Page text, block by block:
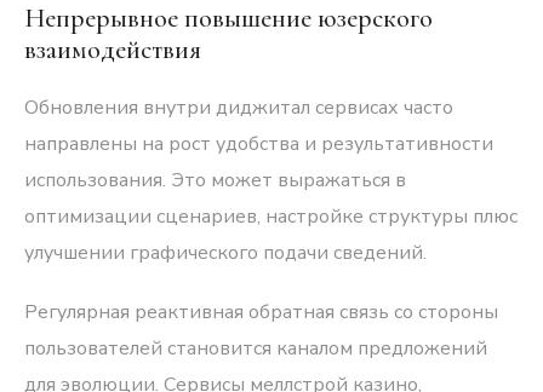
Непрерывное повышение юзерского
взаимодействия
Обновления внутри диджитал сервисах часто
направлены на рост удобства и результативности
использования. Это может выражаться в
оптимизации сценариев, настройке структуры плюс
улучшении графического подачи сведений.
Регулярная реактивная обратная связь со стороны
пользователей становится каналом предложений
для эволюции. Сервисы меллстрой казино,